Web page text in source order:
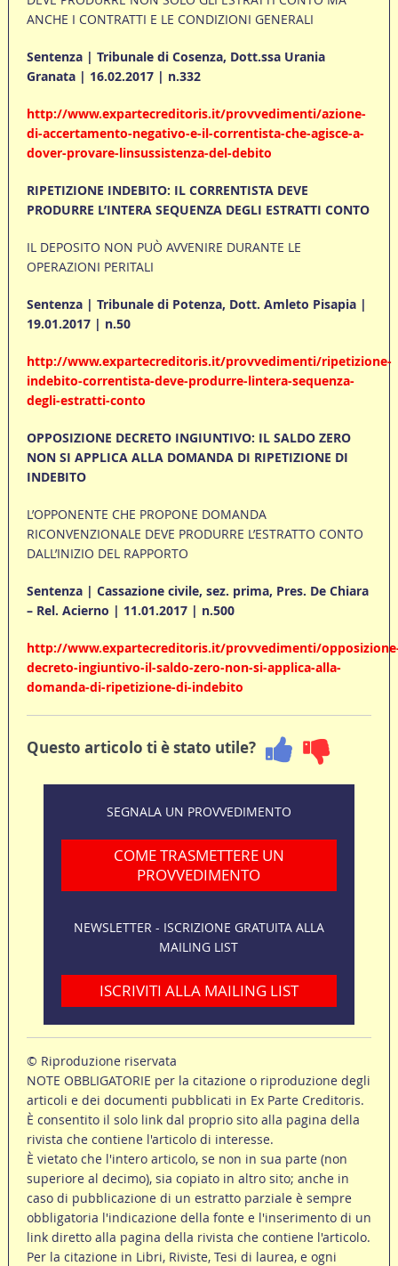
ANCHE I CONTRATTI E LE CONDIZIONI GENERALI
Sentenza | Tribunale di Cosenza, Dott.ssa Urania
Granata | 16.02.2017 | n.332
http://www.expartecreditoris.it/provvedimenti/azione-
di-accertamento-negativo-e-il-correntista-che-agisce-a-
dover-provare-linsussistenza-del-debito
RIPETIZIONE INDEBITO: IL CORRENTISTA DEVE
PRODURRE L’INTERA SEQUENZA DEGLI ESTRATTI CONTO
IL DEPOSITO NON PUÒ AVVENIRE DURANTE LE
OPERAZIONI PERITALI
Sentenza | Tribunale di Potenza, Dott. Amleto Pisapia |
19.01.2017 | n.50
http://www.expartecreditoris.it/provvedimenti/ripetizione-
indebito-correntista-deve-produrre-lintera-sequenza-
degli-estratti-conto
OPPOSIZIONE DECRETO INGIUNTIVO: IL SALDO ZERO
NON SI APPLICA ALLA DOMANDA DI RIPETIZIONE DI
INDEBITO
L’OPPONENTE CHE PROPONE DOMANDA
RICONVENZIONALE DEVE PRODURRE L’ESTRATTO CONTO
DALL’INIZIO DEL RAPPORTO
Sentenza | Cassazione civile, sez. prima, Pres. De Chiara
– Rel. Acierno | 11.01.2017 | n.500
http://www.expartecreditoris.it/provvedimenti/
decreto-ingiuntivo-il-saldo-zero-non-si-applica-alla-
domanda-di-ripetizione-di-indebito
Questo articolo ti è stato utile?
SEGNALA UN PROVVEDIMENTO
COME TRASMETTERE UN
PROVVEDIMENTO
NEWSLETTER - ISCRIZIONE GRATUITA ALLA
MAILING LIST
ISCRIVITI ALLA MAILING LIST
© Riproduzione riservata
NOTE OBBLIGATORIE per la citazione o riproduzione degli
articoli e dei documenti pubblicati in Ex Parte Creditoris.
È consentito il solo link dal proprio sito alla pagina della
rivista che contiene l'articolo di interesse.
È vietato che l'intero articolo, se non in sua parte (non
superiore al decimo), sia copiato in altro sito; anche in
caso di pubblicazione di un estratto parziale è sempre
obbligatoria l'indicazione della fonte e l'inserimento di un
link diretto alla pagina della rivista che contiene l'articolo.
Per la citazione in Libri, Riviste, Tesi di laurea, e ogni